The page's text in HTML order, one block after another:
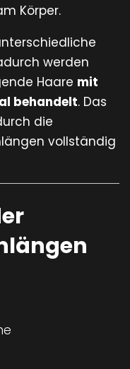
Körper.
werden
Haare mit
behandelt. Das
die
vollständig